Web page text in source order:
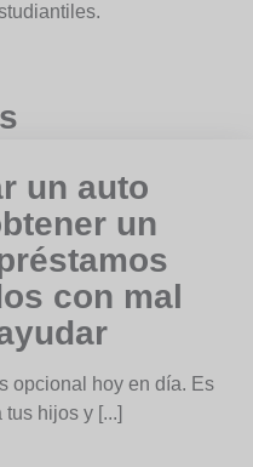
un auto
un
con mal
opcional hoy en día. Es
hijos y [...]